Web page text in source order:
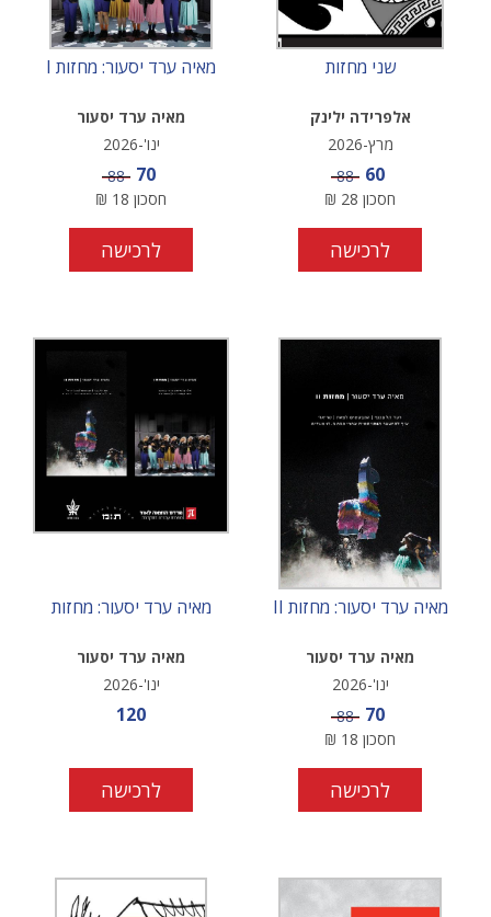
שני מחזות
אלפרידה ילינק
מרץ-2026
מחיר מבצע
60 מחיר
88
חסכון 28
₪
לרכישה
מאיה ערד יסעור: מחזות I
מאיה ערד יסעור
ינו'-2026
מחיר מבצע
70 מחיר
88
חסכון 18
₪
לרכישה
מאיה ערד יסעור: מחזות II
מאיה ערד יסעור
ינו'-2026
מחיר מבצע
70 מחיר
88
חסכון 18
₪
לרכישה
מאיה ערד יסעור: מחזות
מאיה ערד יסעור
ינו'-2026
מחיר מבצע
120
לרכישה